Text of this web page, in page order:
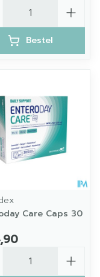
Bestel
Care Caps 30